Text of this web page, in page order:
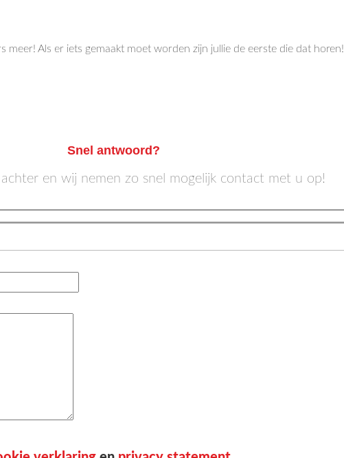
meer! Als er iets gemaakt moet worden zijn jullie de eerste die dat horen!
Snel antwoord?
en wij nemen zo snel mogelijk contact met u op!